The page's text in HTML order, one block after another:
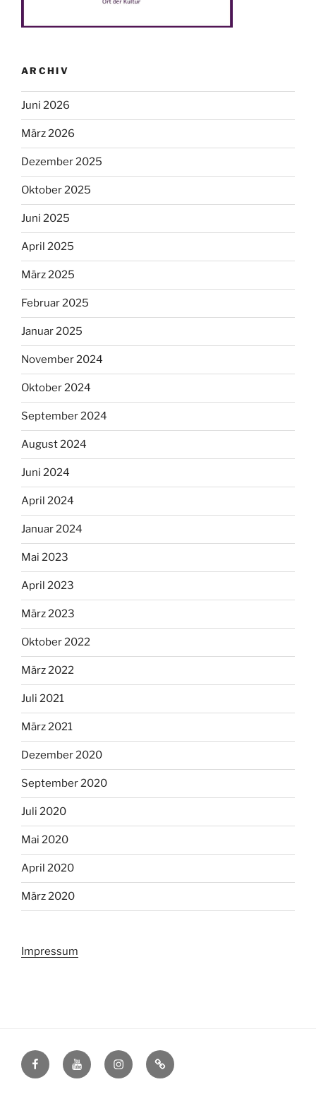
ARCHIV
Juni 2026
März 2026
Dezember 2025
Oktober 2025
Juni 2025
April 2025
März 2025
Februar 2025
Januar 2025
November 2024
Oktober 2024
September 2024
August 2024
Juni 2024
April 2024
Januar 2024
Mai 2023
April 2023
März 2023
Oktober 2022
März 2022
Juli 2021
März 2021
Dezember 2020
September 2020
Juli 2020
Mai 2020
April 2020
März 2020
Impressum
FacebookYouTubeInstagramImpressum